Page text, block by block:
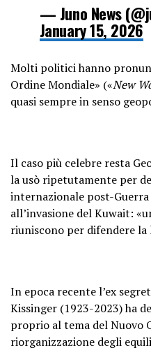
— Juno News
January 15, 2026
Molti politici hanno
Ordine Mondiale» («New
quasi sempre in senso
Il caso più celebre resta
la usò ripetutamente per
internazionale post-
all’invasione del Kuwait:
riuniscono per difendere la
In epoca recente l’ex
Kissinger (1923-2023) ha
proprio al tema del Nuovo
riorganizzazione degli